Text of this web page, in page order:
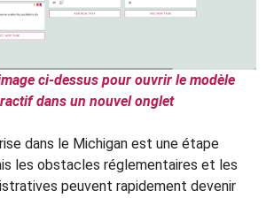
ci-dessus pour ouvrir le modèle
dans un nouvel onglet
dans le Michigan est une étape
les obstacles réglementaires et les
peuvent rapidement devenir